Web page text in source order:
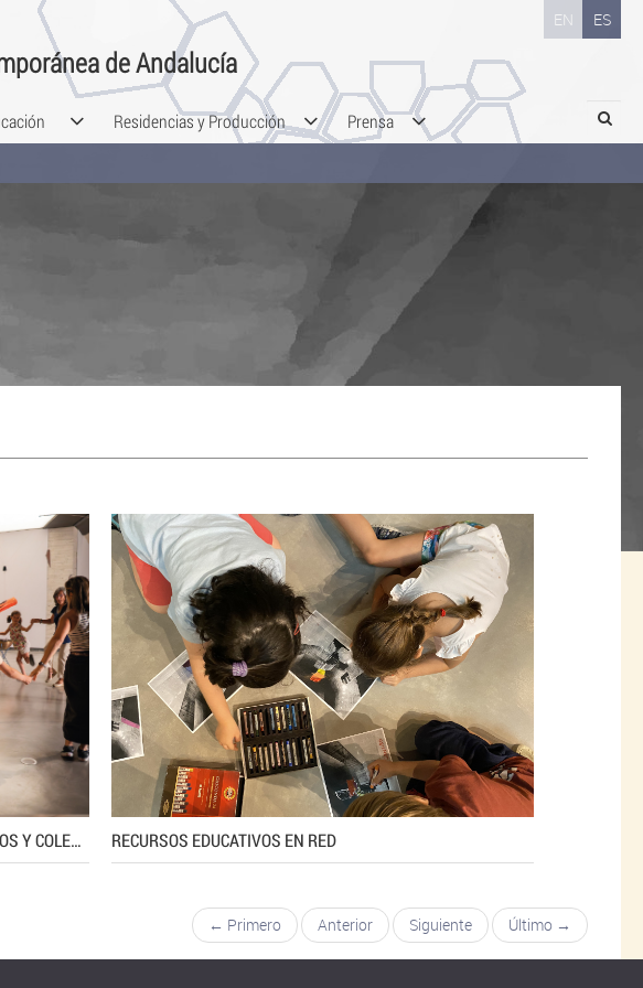
ES
EN
de Andalucía
Residencias y Producción Prensa Search
DIDÁCTICA3. VISITAS PARA CENTROS EDUCATIVOS Y COLECTIVOS RECURSOS EDUCATIVOS EN RED
← Primero Anterior Siguiente Último →